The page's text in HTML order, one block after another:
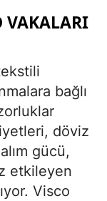
VAKALARI
bağlı
döviz
gücü,
etkileyen
Visco